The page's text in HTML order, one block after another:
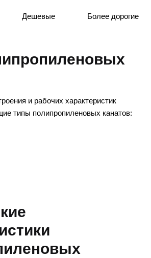
Дешевые Более дорогие
и рабочих характеристик
типы полипропиленовых канатов: